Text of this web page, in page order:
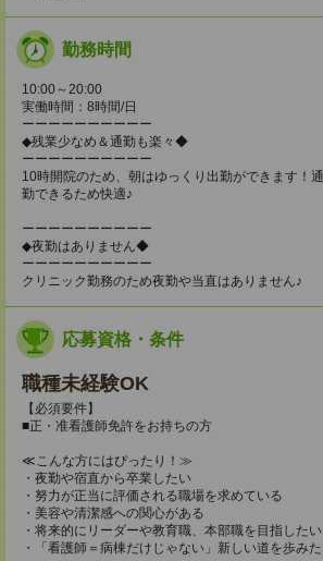
勤務時間
10:00～20:00
実働時間：8時間/日
ーーーーーーーーーー
◆残業少なめ＆通勤も楽々◆
ーーーーーーーーーー
10時開院のため、朝はゆっくり出勤ができます！
勤できるため快適♪
ーーーーーーーーーー
◆夜勤はありません◆
ーーーーーーーーーー
クリニック勤務のため夜勤や当直はありません♪
応募資格・条件
職種未経験OK
【必須要件】
■正・准看護師免許をお持ちの方
≪こんな方にはぴったり！≫
・夜勤や宿直から卒業したい
・努力が正当に評価される職場を求めている
・美容や清潔感への関心がある
・将来的にリーダーや教育職、本部職を目指したい
・「看護師＝病棟だけじゃない」新しい道を歩み